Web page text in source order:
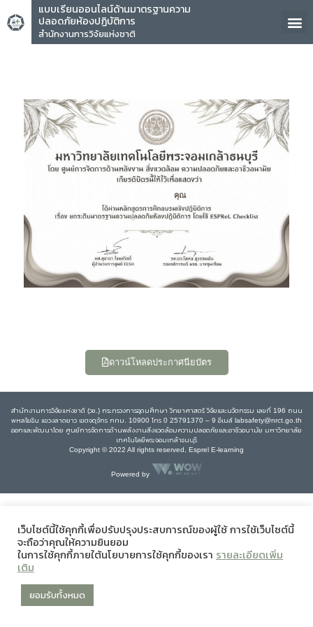
แบบเรียนออนไลน์ด้านมาตรฐานความ
ปลอดภัยห้องปฏิบัติการ
สำนักงานการวิจัยแห่งชาติ
คุณ
ดาวน์โหลดประกาศนียบัตร
สำนักงานการวิจัยแห่งชาติ (วช.) กระทรวงการอุดมศึกษา วิทยาศาสตร์ วิจัยและนวัตกรรม เลขที่ 196 ถนน
พหลโยธิน แขวงลาดยาว เขตจตุจักร กทม. 10900 โทร 0 25791370 – 9 อีเมล์ labsafety@nrct.go.th
ออกและพัฒนาโดย ศูนย์การจัดการด้านพลังงานสิ่งแวดล้อมความปลอดภัยและอาชีวอนามัย มหาวิทยาลัย
เทคโนโลยีพระจอมเกล้าธนบุรี
Copyright © 2022 All rights reserved, Esprel E-learning
Powered by
เว็บไซต์นี้ใช้คุกกี้เพื่อปรับปรุงประสบการณ์ของผู้ใช้ การใช้เว็บไซต์นี้
จะถือว่าคุณให้ความยินยอม
ในการใช้คุกกี้ภายใต้นโยบายการใช้คุกกี้ของเรา รายละเอียดเพิ่ม
เติม
ยอมรับทั้งหมด